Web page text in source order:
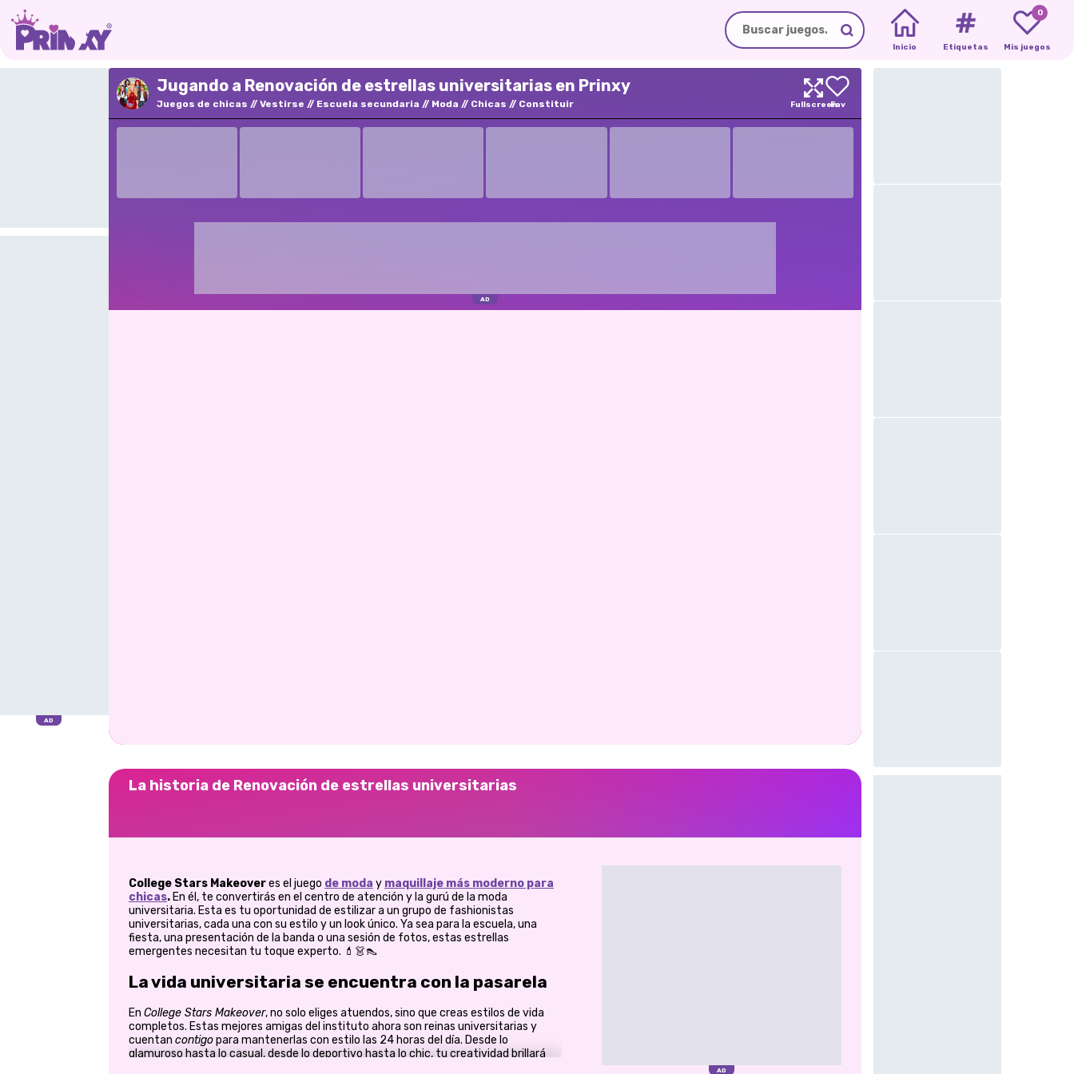
Inicio Etiquetas
0
Mis juegos
Jugando a Renovación de estrellas universitarias en Prinxy
Juegos de chicas Vestirse Escuela secundaria Moda Chicas Constituir
La historia de Renovación de estrellas universitarias
College Stars Makeoveres el juego de moda y maquillaje más moderno para
chicas. En él, te convertirás en el centro de atención y la gurú de la moda
universitaria. Esta es tu oportunidad de estilizar a un grupo de fashionistas
universitarias, cada una con su estilo y un look único. Ya sea para la escuela, una
fiesta, una presentación de la banda o una sesión de fotos, estas estrellas
emergentes necesitan tu toque experto. 💄👗👠
La vida universitaria se encuentra con la pasarela
En College Stars Makeover, no solo eliges atuendos, sino que creas estilos de vida
completos. Estas mejores amigas del instituto ahora son reinas universitarias y
cuentan contigopara mantenerlas con estilo las 24 horas del día. Desde lo
glamuroso hasta lo casual, desde lo deportivo hasta lo chic, tu creatividad brillará